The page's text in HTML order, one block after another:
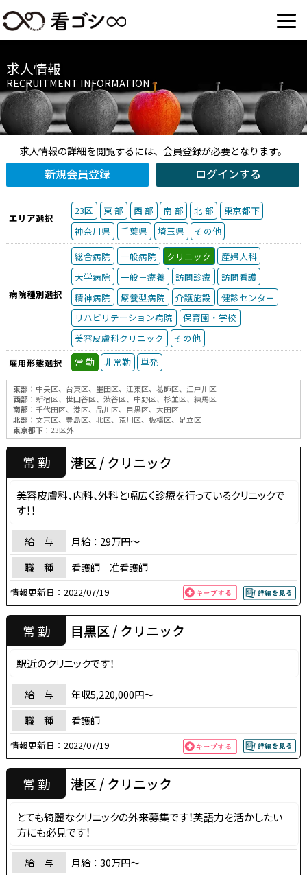
求人情報
RECRUITMENT INFORMATION
求人情報の詳細を閲覧するには、会員登録が必要となります。
新規会員登録 ログインする
エリア選択
23区 東 部 西 部 南 部 北 部
東京都下
神奈川県
千葉県 埼玉県 その他
病院種別選択
総合病院 一般病院 クリニック
産婦人科
大学病院
一般＋療養 訪問診療
訪問看護
精神病院
療養型病院 介護施設
健診センター
リハビリテーション病院
保育園・学校
美容皮膚科クリニック
その他
雇用形態選択
常 勤 非常勤 単発
東部：中央区、台東区、墨田区、江東区、葛飾区、江戸川区
西部：新宿区、世田谷区、渋谷区、中野区、杉並区、練馬区
南部：千代田区、港区、品川区、目黒区、大田区
北部：文京区、豊島区、北区、荒川区、板橋区、足立区
東京都下：23区外
常 勤 港区 / クリニック
美容皮膚科、内科、外科と幅広く診療を行っているクリニックで
す！！
給 与
月給：29万円〜
職 種
看護師 准看護師
情報更新日： 2022/07/19
常 勤 目黒区 / クリニック
駅近のクリニックです！
給 与
年収5,220,000円〜
職 種
看護師
情報更新日：2022/07/19
常 勤 港区 / クリニック
とても綺麗なクリニックの外来募集です！英語力を活かしたい
方にも必見です！
給 与
月給：30万円〜